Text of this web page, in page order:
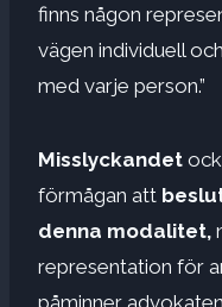
finns någon
vägen individuell
med varje person.”
Misslyckandet
förmågan att
denna modalitet,
representation för
påminner